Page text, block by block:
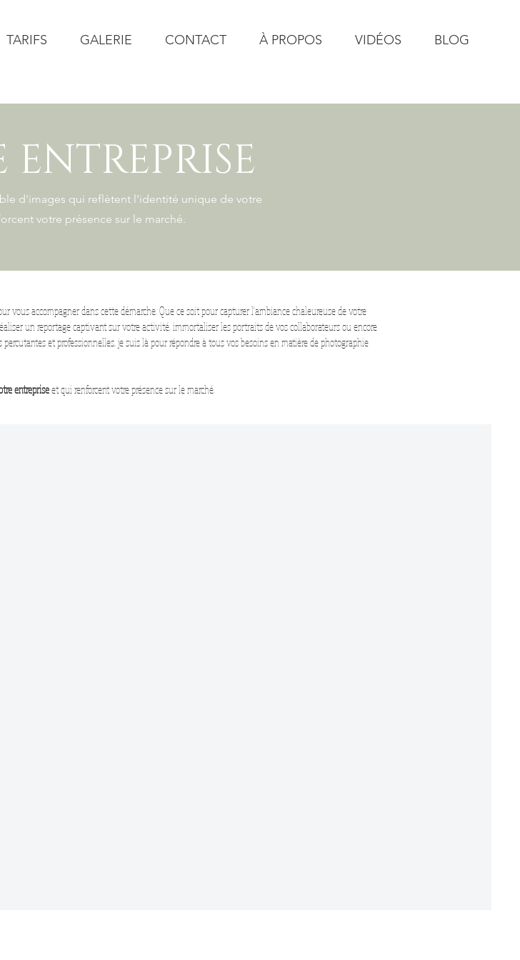
TARIFS GALERIE CONTACT À PROPOS VIDÉOS BLOG
d'images qui reflètent l'identité unique de votre
votre présence sur le marché.
vous accompagner dans cette démarche. Que ce soit pour capturer l'ambiance chaleureuse de votre
un reportage captivant sur votre activité, immortaliser les portraits de vos collaborateurs ou encore
et professionnelles, je suis là pour répondre à tous vos besoins en matière de photographie
entrepriseet qui renforcent votre présence sur le marché.